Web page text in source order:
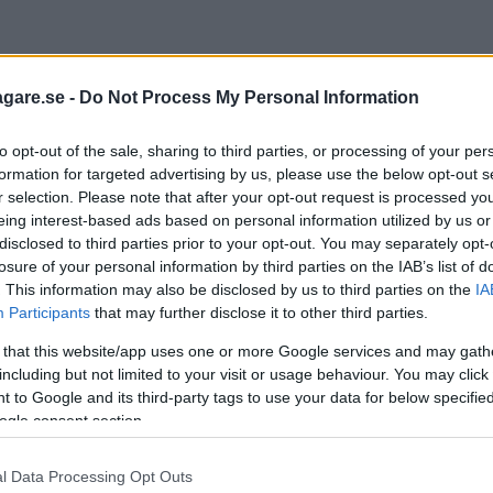
- Do Not Process My Personal Information
opt-out of the sale, sharing to third parties, or processing of your
for targeted advertising by us, please use the below opt-out
selection. Please note that after your opt-out request is processed
interest-based ads based on personal information utilized by us
to third parties prior to your opt-out. You may separately
of your personal information by third parties on the IAB’s list of
This information may also be disclosed by us to third parties on the
Participants that may further disclose it to other third parties.
that this website/app uses one or more Google services and may
but not limited to your visit or usage behaviour. You may
to Google and its third-party tags to use your data for below
consent section.
Data Processing Opt Outs
relativt tunga och effektsvaga motorer. När Fiat
dieseln började konkurrensen med
då man inte har problemet med spikningar.
vridmomentkurva. I en diesel blir den extra
varv/min, cirka 2/3 av det för bensinmotorn.
och varvtal har dieslar med motsvarande effekt
effekthandikapp gentemot bensinmotorn, vilket
Mans i dag är dieseldrivna.